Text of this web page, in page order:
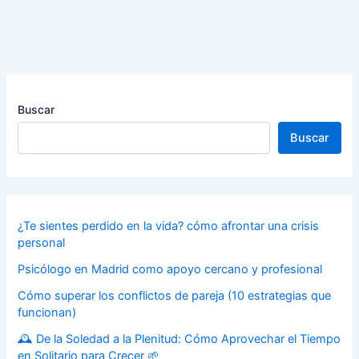
Buscar
Buscar
¿Te sientes perdido en la vida? cómo afrontar una crisis
personal
Psicólogo en Madrid como apoyo cercano y profesional
Cómo superar los conflictos de pareja (10 estrategias que
funcionan)
🕰️ De la Soledad a la Plenitud: Cómo Aprovechar el Tiempo
en Solitario para Crecer 🌱